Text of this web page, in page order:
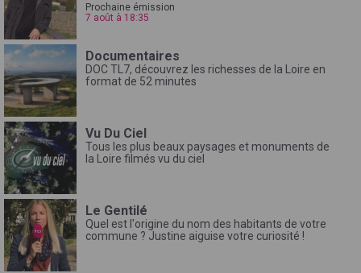
Prochaine émission
7 août à 18:35
Documentaires
DOC TL7, découvrez les richesses de la Loire en
format de 52 minutes
Vu Du Ciel
Tous les plus beaux paysages et monuments de
la Loire filmés vu du ciel
Le Gentilé
Quel est l'origine du nom des habitants de votre
commune ? Justine aiguise votre curiosité !